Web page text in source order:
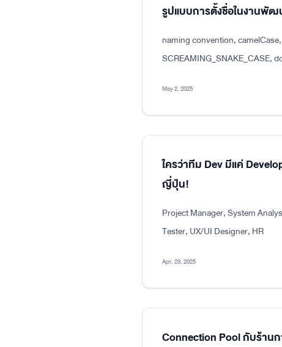
รูปแบบการตั้งชื่อในงานพัฒ
naming convention,
SCREAMING_SNAKE_CASE,
May 2, 2025
ใครว่าทีม Dev มีแค่
ญี่ปุ่น!
Project Manager, System
Tester, UX/UI Designer, HR
Apr. 23, 2025
Connection Pool กับร้าน